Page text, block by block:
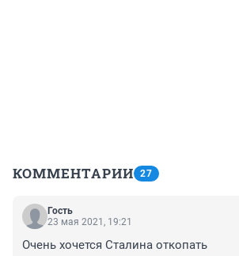
КОММЕНТАРИИ 27
Гость
23 мая 2021, 19:21
Очень хочется Сталина откопать